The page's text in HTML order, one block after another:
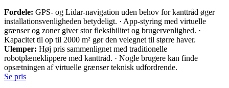
Fordele: GPS- og Lidar-navigation uden behov for kanttråd øger
installationsvenligheden betydeligt. · App-styring med virtuelle
grænser og zoner giver stor fleksibilitet og brugervenlighed. ·
Kapacitet til op til 2000 m² gør den velegnet til større haver.
Ulemper: Høj pris sammenlignet med traditionelle
robotplæneklippere med kanttråd. · Nogle brugere kan finde
opsætningen af virtuelle grænser teknisk udfordrende.
Se pris